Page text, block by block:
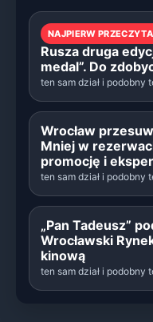
NAJPIERW
Rusza druga
medal”. Do
ten sam dział i podobny
Wrocław
Mniej w
promocję i
ten sam dział i podobny
„Pan Tadeusz”
Wrocławski
kinową
ten sam dział i podobny